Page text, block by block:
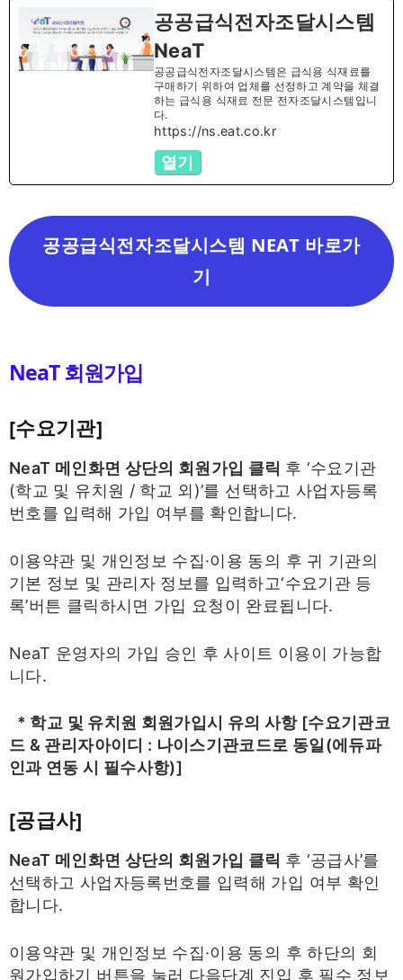
공공급식전자조달시스템
NeaT
공공급식전자조달시스템은 급식용 식재료를
구매하기 위하여 업체를 선정하고 계약을 체결
하는 급식용 식재료 전문 전자조달시스템입니
다.
https://ns.eat.co.kr
열기
공공급식전자조달시스템 NEAT 바로가
기
NeaT 회원가입
[수요기관]
NeaT 메인화면 상단의 회원가입 클릭 후 ‘수요기관
(학교 및 유치원 / 학교 외)’를 선택하고 사업자등록
번호를 입력해 가입 여부를 확인합니다.
이용약관 및 개인정보 수집·이용 동의 후 귀 기관의
기본 정보 및 관리자 정보를 입력하고‘수요기관 등
록’버튼 클릭하시면 가입 요청이 완료됩니다.
NeaT 운영자의 가입 승인 후 사이트 이용이 가능합
니다.
* 학교 및 유치원 회원가입시 유의 사항 [수요기관코
드 & 관리자아이디 : 나이스기관코드로 동일(에듀파
인과 연동 시 필수사항)]
[공급사]
NeaT 메인화면 상단의 회원가입 클릭 후 ‘공급사’를
선택하고 사업자등록번호를 입력해 가입 여부 확인
합니다.
이용약관 및 개인정보 수집·이용 동의 후 하단의 회
원가입하기 버튼을 눌러 다음단계 진입 후 필수 정보